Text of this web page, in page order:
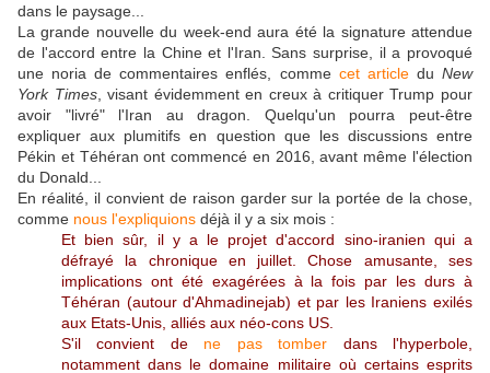
dans le paysage...
La grande nouvelle du week-end aura été la signature attendue
de l'accord entre la Chine et l'Iran. Sans surprise, il a provoqué
une noria de commentaires enflés, comme cet articleduNew
York Times, visant évidemment en creux à critiquer Trump pour
avoir "livré" l'Iran au dragon. Quelqu'un pourra peut-être
expliquer aux plumitifs en question que les discussions entre
Pékin et Téhéran ont commencé en 2016, avant même l'élection
du Donald...
En réalité, il convient de raison garder sur la portée de la chose,
comme nous l'expliquions déjà il y a six mois :
Et bien sûr, il y a le projet d'accord sino-iranien qui a
défrayé la chronique en juillet. Chose amusante, ses
implications ont été exagérées à la fois par les durs à
Téhéran (autour d'Ahmadinejab) et par les Iraniens exilés
aux Etats-Unis, alliés aux néo-cons US.
S'il convient de ne pas tomber dans l'hyperbole,
notamment dans le domaine militaire où certains esprits